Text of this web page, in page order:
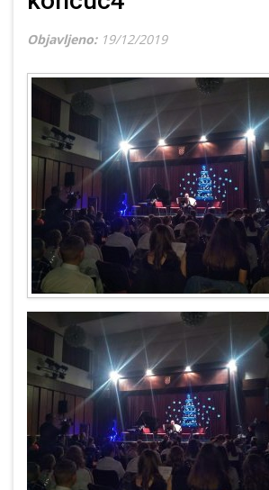
Objavljeno: 19/12/2019